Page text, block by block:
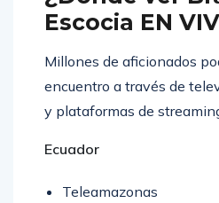
Escocia EN
Millones de aficionados
encuentro a través de
y plataformas de
Ecuador
Teleamazonas